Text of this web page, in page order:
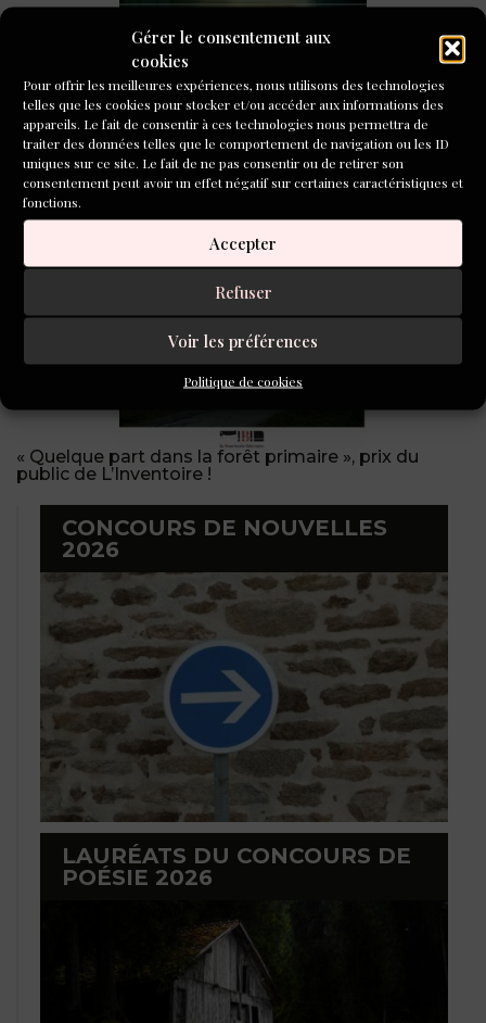
Gérer le consentement aux
cookies
Pour offrir les meilleures expériences, nous utilisons des technologies
telles que les cookies pour stocker et/ou accéder aux informations des
appareils. Le fait de consentir à ces technologies nous permettra de
traiter des données telles que le comportement de navigation ou les ID
uniques sur ce site. Le fait de ne pas consentir ou de retirer son
consentement peut avoir un effet négatif sur certaines caractéristiques et
fonctions.
Accepter
Refuser
Voir les préférences
Politique de cookies
Retour sur la soirée de remise des prix du concours
« Quelque part dans la forêt primaire », prix du
public de L’Inventoire !
CONCOURS DE NOUVELLES
2026
LAURÉATS DU CONCOURS DE
POÉSIE 2026